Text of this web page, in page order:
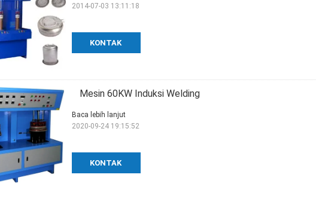
KONTAK
2014-07-03 13:11:18
Mesin 60KW Induksi Welding
KONTAK
Baca lebih lanjut
2020-09-24 19:15:52